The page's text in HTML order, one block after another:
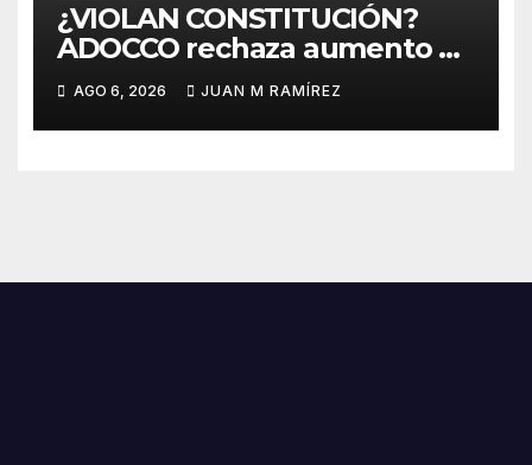
¿VIOLAN CONSTITUCIÓN?
ADOCCO rechaza aumento de
beneficios aprobado por el
Consejo del Poder Judicial
por considerarlo contrario a la
AGO 6, 2026 JUAN M RAMÍREZ